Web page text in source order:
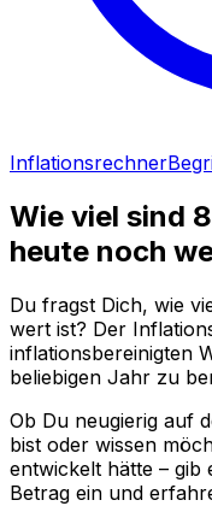
Inflationsrechner
Wie viel sind
heute noch
Du fragst Dich, wie
wert ist? Der
inflationsbereinigten
beliebigen Jahr zu
Ob Du neugierig auf
bist oder wissen
entwickelt hätte – gib
Betrag ein und